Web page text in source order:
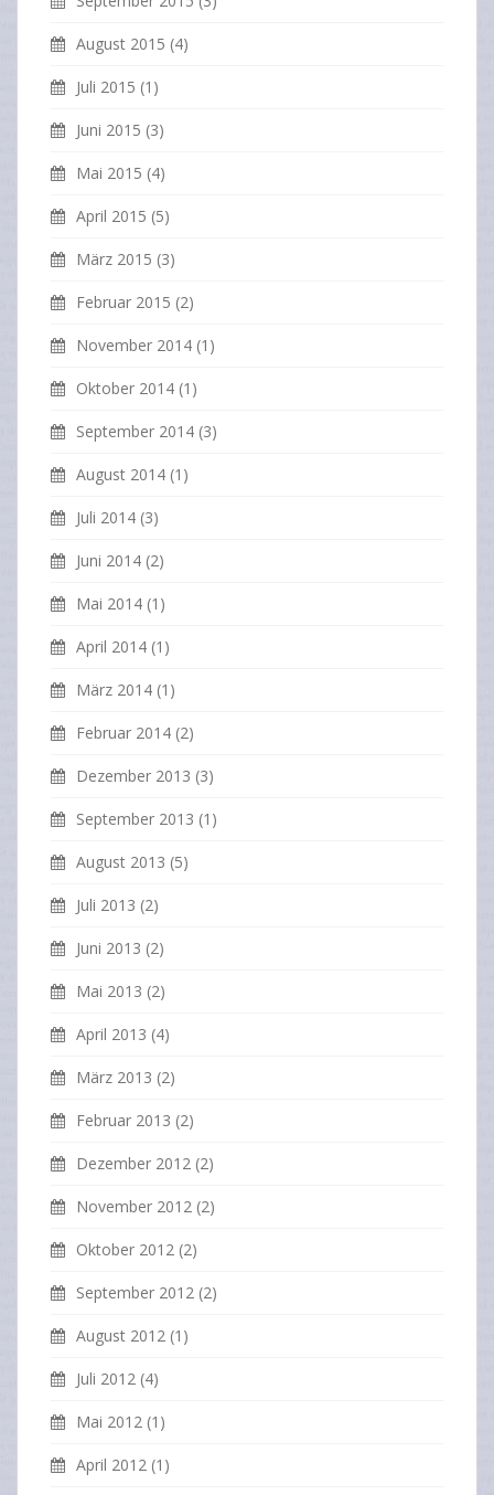
August 2015 (4)
Juli 2015 (1)
Juni 2015 (3)
Mai 2015 (4)
April 2015 (5)
März 2015 (3)
Februar 2015 (2)
November 2014 (1)
Oktober 2014 (1)
September 2014 (3)
August 2014 (1)
Juli 2014 (3)
Juni 2014 (2)
Mai 2014 (1)
April 2014 (1)
März 2014 (1)
Februar 2014 (2)
Dezember 2013 (3)
September 2013 (1)
August 2013 (5)
Juli 2013 (2)
Juni 2013 (2)
Mai 2013 (2)
April 2013 (4)
März 2013 (2)
Februar 2013 (2)
Dezember 2012 (2)
November 2012 (2)
Oktober 2012 (2)
September 2012 (2)
August 2012 (1)
Juli 2012 (4)
Mai 2012 (1)
April 2012 (1)